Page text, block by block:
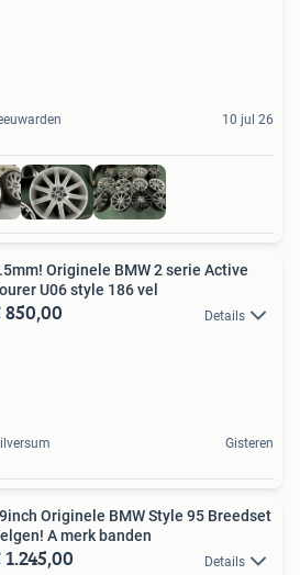
10 jul 26
Originele BMW 2 serie Active
U06 style 186 vel
850,00 Details
Gisteren
Originele BMW Style 95 Breedset
A merk banden
Details